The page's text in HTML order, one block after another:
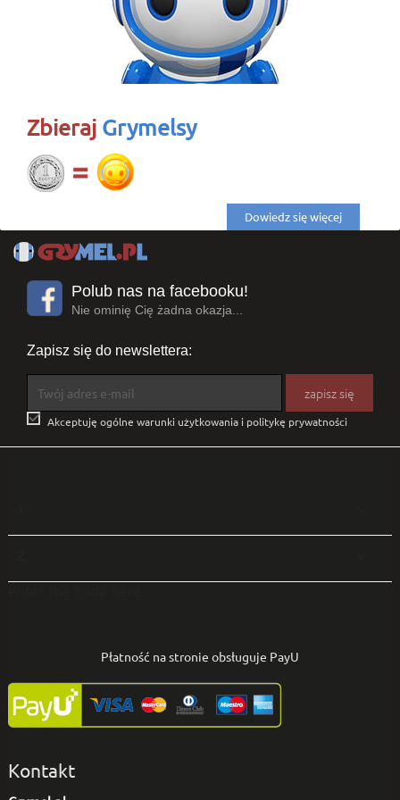
Zbieraj Grymelsy
Dowiedz się więcej
Polub nas na facebooku!
Nie ominię Cię żadna okazja...
Zapisz się do newslettera:
 Akceptuję ogólne warunki użytkowania i politykę prywatności
Płatność na stronie obsługuje PayU
Kontakt